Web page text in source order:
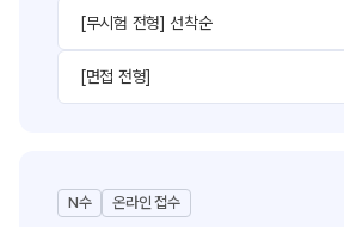
[무시험 전형] 선착순
[면접 전형]
N수 온라인 접수